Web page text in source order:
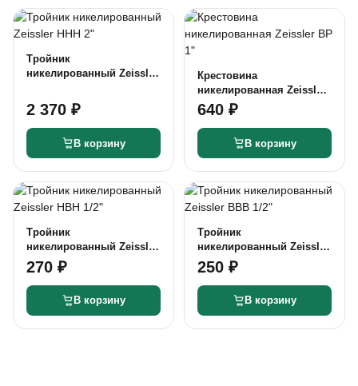
Тройник
никелированный Zeissler
2 370 ₽
В корзину
Крестовина
никелированная Zeissler
ВР 1"
640 ₽
В корзину
Тройник
никелированный Zeissler
НВН 1/2"
270 ₽
В корзину
Тройник
никелированный Zeissler
ВВВ 1/2"
250 ₽
В корзину